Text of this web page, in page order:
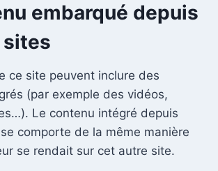
embarqué depuis
sites
ce site peuvent inclure des
(par exemple des vidéos,
Le contenu intégré depuis
comporte de la même manière
se rendait sur cet autre site.